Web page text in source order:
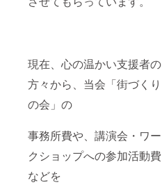
現在、心の温かい支援者の
方々から、当会「街づくり
の会」の
事務所費や、講演会・ワー
クショップへの参加活動費
などを